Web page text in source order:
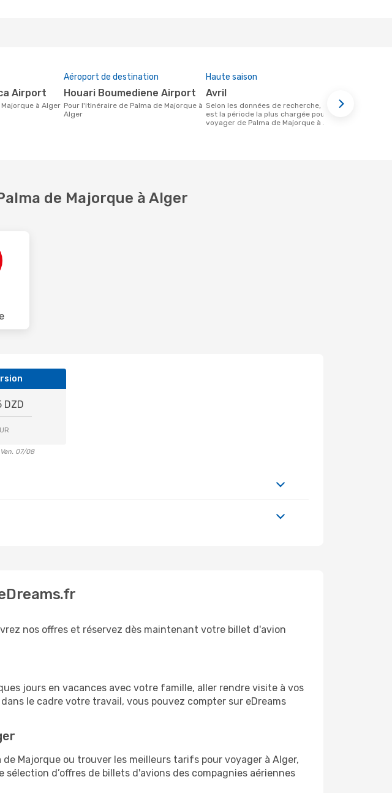
Airport
Majorque à Alger
Aéroport de destination
Houari Boumediene Airport
Pour l'itinéraire de Palma de Majorque à
Alger
Haute saison
avril
Selon les données de recherche, avril
est la période la plus chargée pour
voyager de Palma de Majorque à Alger
de Majorque à Alger
DZD
07/08
nos offres et réservez dès maintenant votre billet d'avion
jours en vacances avec votre famille, aller rendre visite à vos
le cadre votre travail, vous pouvez compter sur eDreams
Majorque ou trouver les meilleurs tarifs pour voyager à Alger,
d’offres de billets d'avions des compagnies aériennes